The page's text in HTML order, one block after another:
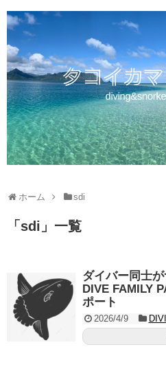
ホーム sdi
「 sdi 」 一覧
ダイバー同士
DIVE FAMILY
ポート
2026/4/9